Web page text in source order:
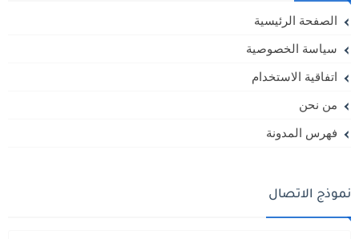
الصفحة الرئيسية
سياسة الخصوصية
اتفاقية الاستخدام
من نحن
فهرس المدونة
نموذج الاتصال